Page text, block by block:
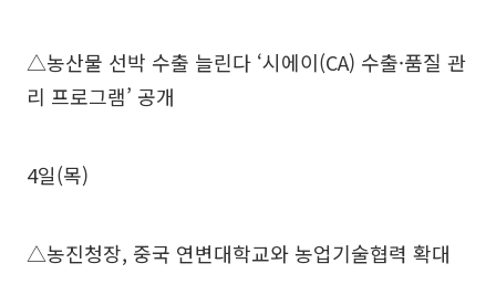
△농산물 선박 수출 늘린다 ‘시에이(CA) 수출·품질 관
리 프로그램’ 공개
4일(목)
△농진청장, 중국 연변대학교와 농업기술협력 확대